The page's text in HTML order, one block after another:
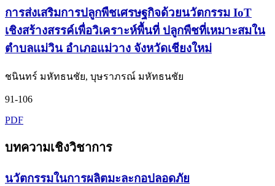
การส่งเสริมการปลูกพืชเศรษฐกิจด้วยนวัตกรรม IoT
เชิงสร้างสรรค์เพื่อวิเคราะห์พื้นที่ ปลูกพืชที่เหมาะสมใน
ตำบลแม่วิน อำเภอแม่วาง จังหวัดเชียงใหม่
ชนินทร์ มหัทธนชัย, บุษราภรณ์ มหัทธนชัย
91-106
PDF
บทความเชิงวิชาการ
นวัตกรรมในการผลิตมะละกอปลอดภัย